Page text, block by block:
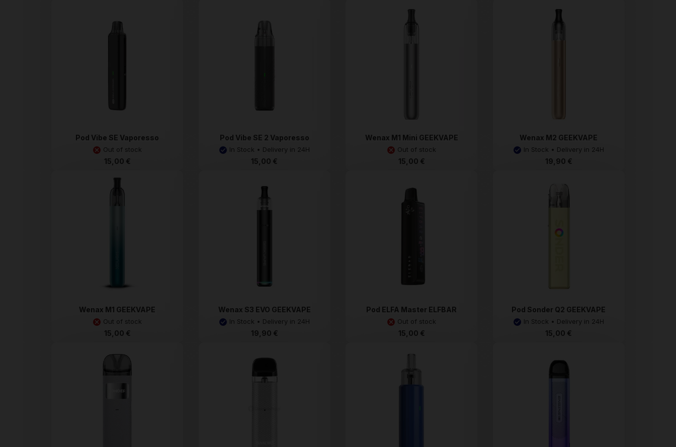
Pod Vibe SE Vaporesso
Out of stock
15,00 €
Pod Vibe SE 2 Vaporesso
In Stock • Delivery in 24H
15,00 €
Wenax M1 Mini GEEKVAPE
Out of stock
15,00 €
Wenax M2 GEEKVAPE
In Stock • Delivery in 24H
19,90 €
Wenax M1 GEEKVAPE
Out of stock
15,00 €
Wenax S3 EVO GEEKVAPE
In Stock • Delivery in 24H
19,90 €
Pod ELFA Master ELFBAR
Out of stock
15,00 €
Pod Sonder Q2 GEEKVAPE
In Stock • Delivery in 24H
15,00 €